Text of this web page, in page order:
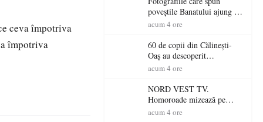
ceva împotriva
împotriva
poveștile Banatului ajung la
Muzeul de Artă Satu Mare
acum 4 ore
60 de copii din Călinești-
Oaș au descoperit
patrimoniul local la Casa
acum 4 ore
NORD VEST TV.
Homoroade mizează pe
tradiție, turism și investiții.
acum 4 ore